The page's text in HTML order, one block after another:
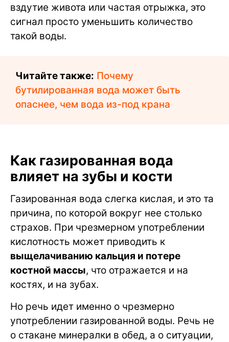
вздутие живота или частая отрыжка, это
сигнал просто уменьшить количество
такой воды.
Читайте также: Почему
бутилированная вода может быть
опаснее, чем вода из-под крана
Как газированная вода
влияет на зубы и кости
Газированная вода слегка кислая, и это та
причина, по которой вокруг нее столько
страхов. При чрезмерном употреблении
кислотность может приводить к
выщелачиванию кальция и потере
костной массы, что отражается и на
костях, и на зубах.
Но речь идет именно о чрезмерно
употреблении газированной воды. Речь не
о стакане минералки в обед, а о ситуации,